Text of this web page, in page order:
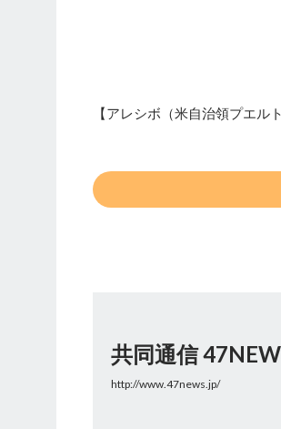
【アレシボ（米自治領プエ
共同通信
http://www.47news.jp/